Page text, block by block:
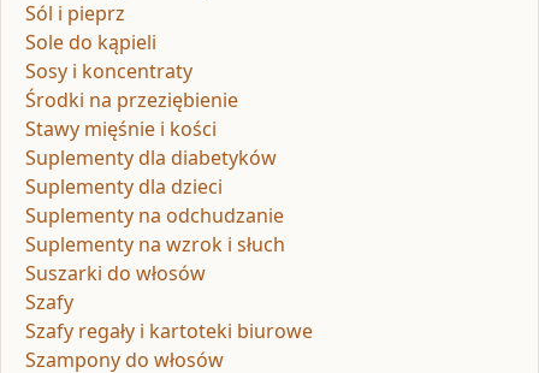
Sól i pieprz
Sole do kąpieli
Sosy i koncentraty
Środki na przeziębienie
Stawy mięśnie i kości
Suplementy dla diabetyków
Suplementy dla dzieci
Suplementy na odchudzanie
Suplementy na wzrok i słuch
Suszarki do włosów
Szafy
Szafy regały i kartoteki biurowe
Szampony do włosów